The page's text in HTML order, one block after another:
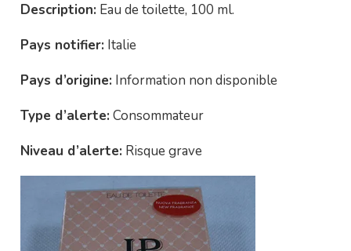
Description: Eau de toilette, 100 ml.
Pays notifier: Italie
Pays d’origine: Information non disponible
Type d’alerte: Consommateur
Niveau d’alerte: Risque grave